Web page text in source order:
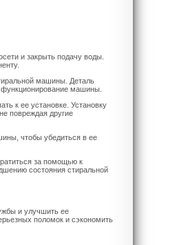
и закрыть подачу воды.
машины. Деталь
машины.
к ее установке. Установку
повреждая другие
чтобы убедиться в ее
за помощью к
состояния стиральной
и улучшить ее
поломок и сэкономить